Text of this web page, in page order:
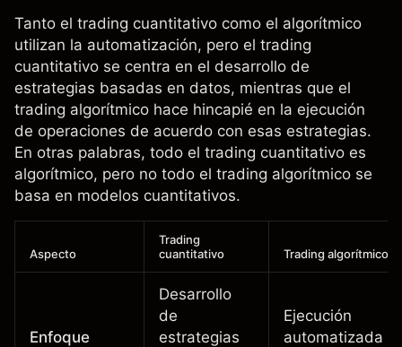
Tanto el trading cuantitativo como el algorítmico
utilizan la automatización, pero el trading
cuantitativo se centra en el desarrollo de
estrategias basadas en datos, mientras que el
trading algorítmico hace hincapié en la ejecución
de operaciones de acuerdo con esas estrategias.
En otras palabras, todo el trading cuantitativo es
algorítmico, pero no todo el trading algorítmico se
basa en modelos cuantitativos.
Aspecto
Trading
cuantitativo
Trading algorítmico
Enfoque
Desarrollo
de
estrategias
Ejecución
automatizada